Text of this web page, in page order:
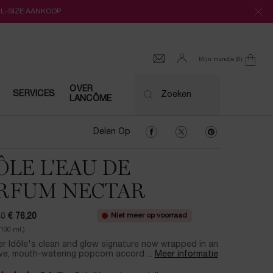
SIZE AANKOOP
Mijn mandje 0
0 product
SERVICES
OVER
LANCÔME
Zoeken
Delen Op Delen Op Facebook
Delen Op Twitter
Delen Op
L'EAU DE
NECTAR
prijs
€ 76,20
ml.)
Niet meer op voorraad
Idôle's clean and glow signature now wrapped in an
mouth-watering popcorn accord ...
Meer informatie